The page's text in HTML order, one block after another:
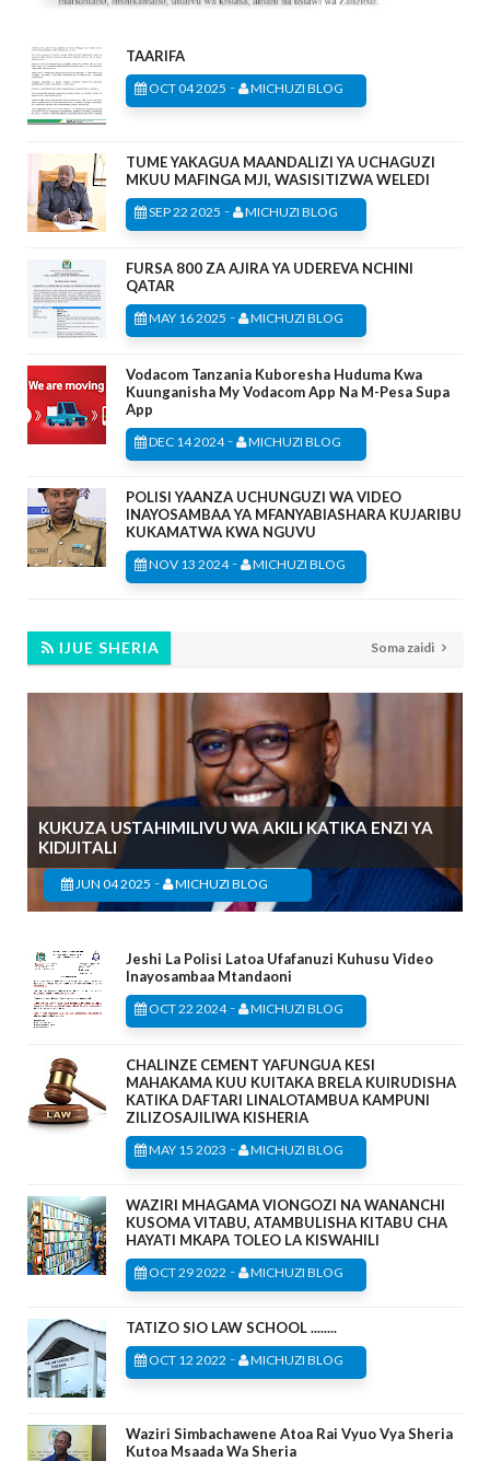
TAARIFA
OCT 04 2025 - MICHUZI BLOG
TUME YAKAGUA MAANDALIZI YA UCHAGUZI
MKUU MAFINGA MJI, WASISITIZWA WELEDI
SEP 22 2025 - MICHUZI BLOG
FURSA 800 ZA AJIRA YA UDEREVA NCHINI
QATAR
MAY 16 2025 - MICHUZI BLOG
Vodacom Tanzania Kuboresha Huduma Kwa
Kuunganisha My Vodacom App Na M-Pesa Supa
App
DEC 14 2024- MICHUZI BLOG
POLISI YAANZA UCHUNGUZI WA VIDEO
INAYOSAMBAA YA MFANYABIASHARA KUJARIBU
KUKAMATWA KWA NGUVU
NOV 13 2024- MICHUZI BLOG
IJUE SHERIA Soma zaidi
KUKUZA USTAHIMILIVU WA AKILI KATIKA ENZI YA
KIDIJITALI
JUN 04 2025 - MICHUZI BLOG
Jeshi La Polisi Latoa Ufafanuzi Kuhusu Video
Inayosambaa Mtandaoni
OCT 22 2024- MICHUZI BLOG
CHALINZE CEMENT YAFUNGUA KESI
MAHAKAMA KUU KUITAKA BRELA KUIRUDISHA
KATIKA DAFTARI LINALOTAMBUA KAMPUNI
ZILIZOSAJILIWA KISHERIA
MAY 15 2023 - MICHUZI BLOG
WAZIRI MHAGAMA VIONGOZI NA WANANCHI
KUSOMA VITABU, ATAMBULISHA KITABU CHA
HAYATI MKAPA TOLEO LA KISWAHILI
OCT 29 2022 - MICHUZI BLOG
TATIZO SIO LAW SCHOOL ........
OCT 12 2022 - MICHUZI BLOG
Waziri Simbachawene Atoa Rai Vyuo Vya Sheria
Kutoa Msaada Wa Sheria